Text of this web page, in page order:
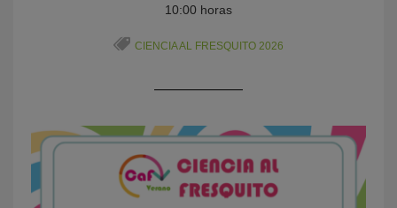
10:00 horas
CIENCIA AL FRESQUITO 2026